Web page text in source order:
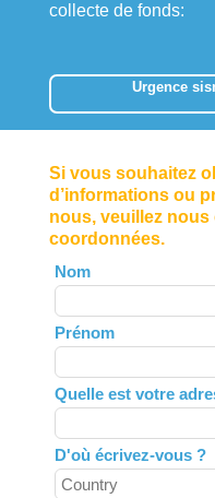
collecte de fonds:
Urgence
Si vous souhaitez
d’informations ou
nous, veuillez
coordonnées.
Leave
this
field
blank
Nom
Prénom
Quelle est votre
D'où écrivez-vous ?